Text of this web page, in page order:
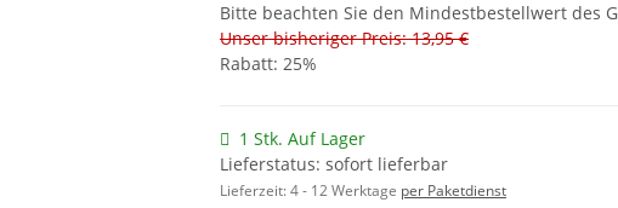
Bitte beachten Sie den Mindestbestellwert des
Unser bisheriger Preis: 13,95 €
Rabatt: 25%
1 Stk. Auf Lager
Lieferstatus: sofort lieferbar
Lieferzeit:4 - 12 Werktage per Paketdienst